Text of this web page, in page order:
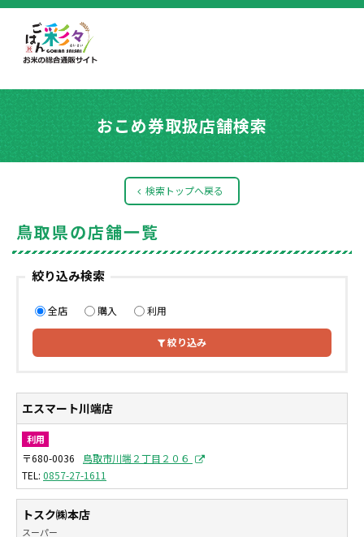
おこめ券取扱店舗検索
検索トップへ戻る
鳥取県の店舗一覧
絞り込み検索
全店 購入 利用
絞り込み
エスマート川端店
利用
〒680-0036
鳥取市川端２丁目２０６
0857-27-1611
トスク㈱本店
スーパー